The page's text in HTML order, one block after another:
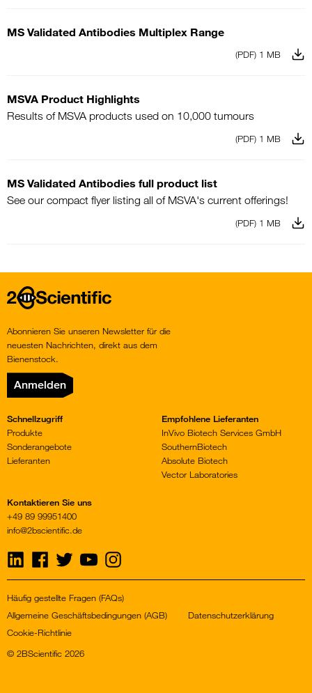
MS Validated Antibodies Multiplex Range
(PDF) 1 MB
MSVA Product Highlights
Results of MSVA products used on 10,000 tumours
(PDF) 1 MB
MS Validated Antibodies full product list
See our compact flyer listing all of MSVA's current offerings!
(PDF) 1 MB
Home
Abonnieren Sie unseren Newsletter für die
neuesten Nachrichten, direkt aus dem
Bienenstock.
Anmelden
Schnellzugriff
Produkte
Sonderangebote
Lieferanten
Empfohlene Lieferanten
InVivo Biotech Services GmbH
SouthernBiotech
Absolute Biotech
Vector Laboratories
Kontaktieren Sie uns
+49 89 99951400
info@2bscientific.de
Visit
on
Visit
on
Visit
us
on
Visit
us
on
Visit
us
on
© 2BScientific 2026
Häufig gestellte Fragen (FAQs)
Allgemeine Geschäftsbedingungen (AGB)
Datenschutzerklärung
Cookie-Richtlinie